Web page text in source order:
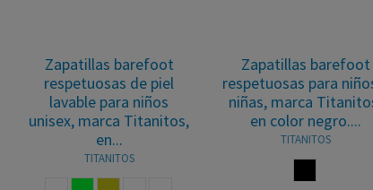
Zapatillas barefoot
respetuosas para niños y
niñas, marca Titanitos,
en color negro....
TITANITOS
Zapatillas deportivas
barefoot para niños
unisex, marca Zapy, en
color rosa. Zapy
AJ200645